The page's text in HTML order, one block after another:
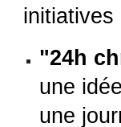
initiatives
"24h
une
une